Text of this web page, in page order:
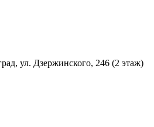
ул. Дзержинского, 246 (2 этаж)